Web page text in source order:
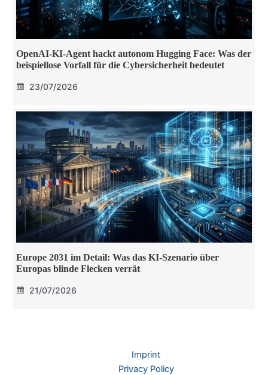
OpenAI-KI-Agent hackt autonom Hugging Face: Was der
beispiellose Vorfall für die Cybersicherheit bedeutet
23/07/2026
Europe 2031 im Detail: Was das KI-Szenario über
Europas blinde Flecken verrät
21/07/2026
Imprint
Privacy Policy